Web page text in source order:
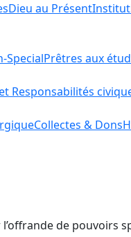
Dieu au Présent
SpecialPrêtres aux
Responsabilités
Collectes & Dons
de pouvoirs